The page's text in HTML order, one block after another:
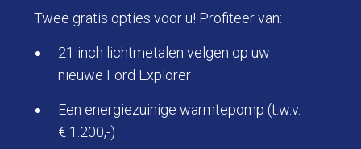
Twee gratis opties voor u! Profiteer van:
21 inch lichtmetalen velgen op uw
nieuwe Ford Explorer
Een energiezuinige warmtepomp (t.w.v.
€ 1.200,-)